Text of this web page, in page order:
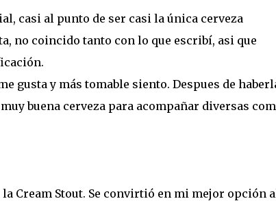
casi al punto de ser casi la única cerveza
no coincido tanto con lo que escribí, asi que
gusta y más tomable siento. Despues de
buena cerveza para acompañar diversas
Cream Stout. Se convirtió en mi mejor opción